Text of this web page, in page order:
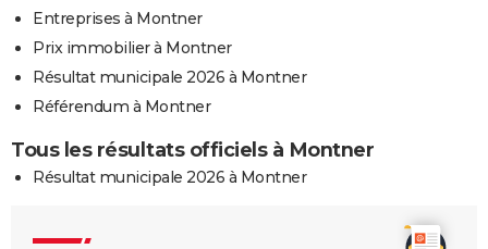
Entreprises à Montner
Prix immobilier à Montner
Résultat municipale 2026 à Montner
Référendum à Montner
Tous les résultats officiels à Montner
Résultat municipale 2026 à Montner